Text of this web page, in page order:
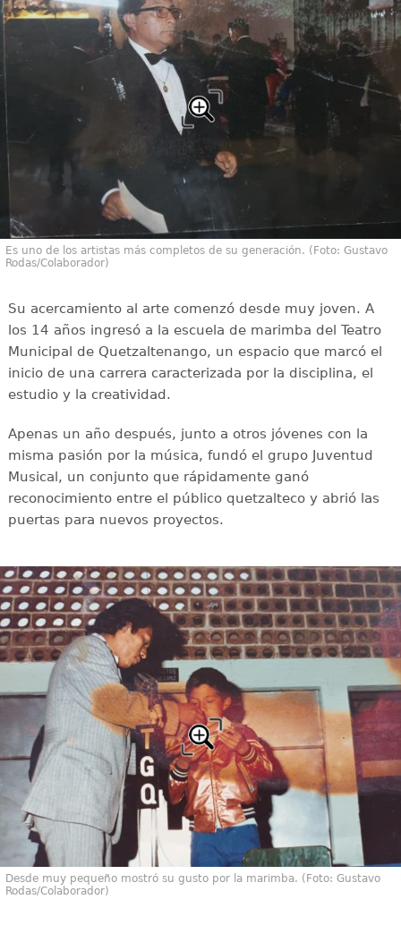
Es uno de los artistas más completos de su generación. (Foto: Gustavo
Rodas/Colaborador)
Su acercamiento al arte comenzó desde muy joven. A
los 14 años ingresó a la escuela de marimba del Teatro
Municipal de Quetzaltenango, un espacio que marcó el
inicio de una carrera caracterizada por la disciplina, el
estudio y la creatividad.
Apenas un año después, junto a otros jóvenes con la
misma pasión por la música, fundó el grupo Juventud
Musical, un conjunto que rápidamente ganó
reconocimiento entre el público quetzalteco y abrió las
puertas para nuevos proyectos.
Desde muy pequeño mostró su gusto por la marimba. (Foto: Gustavo
Rodas/Colaborador)